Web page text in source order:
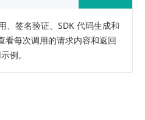
、签名验证、SDK 代码生成和
看每次调用的请求内容和返回
例。